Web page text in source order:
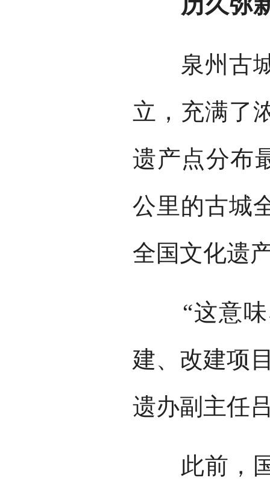
泉州古城
立，充满了
遗产点分布
公里的古城
全国文化遗
“这意味
建、改建项
遗办副主任
此前，国